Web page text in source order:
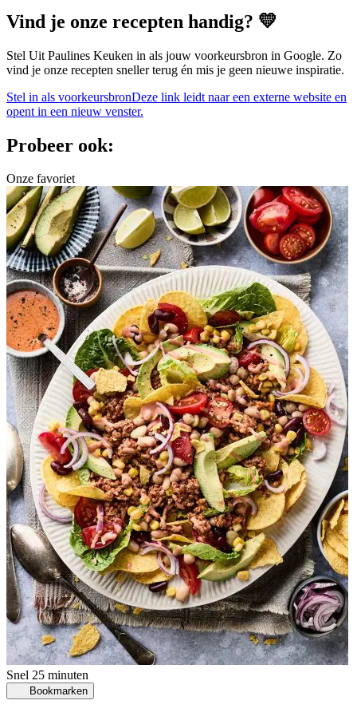
Vind je onze recepten handig? 💛
Stel Uit Paulines Keuken in als jouw voorkeursbron in Google. Zo
vind je onze recepten sneller terug én mis je geen nieuwe inspiratie.
Stel in als voorkeursbronDeze link leidt naar een externe website en
opent in een nieuw venster.
Probeer ook:
Onze favoriet
Snel 25 minuten
Bookmarken